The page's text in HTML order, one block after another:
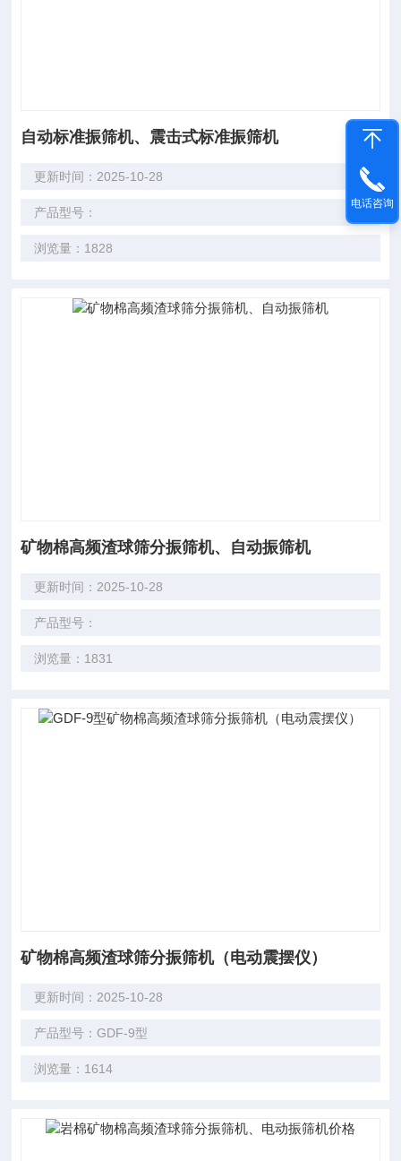
自动标准振筛机、震击式标准振筛机
更新时间：2025-10-28
产品型号：
浏览量：1828
矿物棉高频渣球筛分振筛机、自动振筛机
更新时间：2025-10-28
产品型号：
浏览量：1831
矿物棉高频渣球筛分振筛机（电动震摆仪）
更新时间：2025-10-28
产品型号：GDF-9型
浏览量：1614
电话咨询